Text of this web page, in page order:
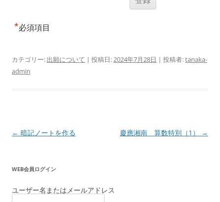
*必須項目
カテゴリー: 出願について | 投稿日:2024年7月28日 | 投稿者:tanaka-
admin
投
ビ
ゲ
← 暗記ノートを作る 慶應湘南 算数特別（1） →
WEB会員ログイン
ユーザー名またはメールアドレス